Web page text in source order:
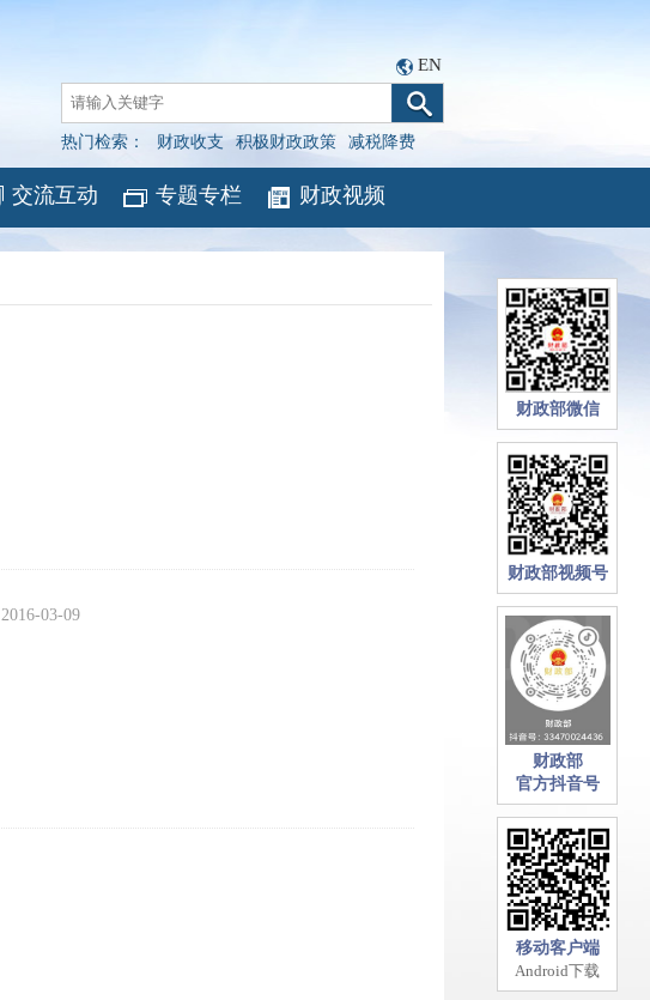
EN
热门检索： 财政收支 积极财政政策 减税降费
交流互动 专题专栏 财政视频
2016-03-09
财政部微信
财政部视频号
财政部
官方抖音号
移动客户端
Android下载